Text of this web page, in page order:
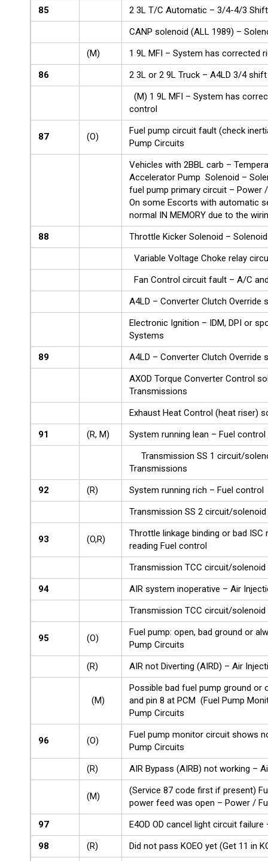
85
2 3L T/C Automatic – 3/4-4/3
CANP solenoid (ALL 1989) –
(M)
1 9L MFI – System has corrected
86
2 3L or 2 9L Truck – A4LD 3/4
(M) 1 9L MFI – System has
control
87 (O)
Fuel pump circuit fault (check
Pump Circuits
Vehicles with 2BBL carb –
Accelerator Pump Solenoid –
fuel pump primary circuit – Power
On some Escorts with automatic
normal IN MEMORY due to the
88
Throttle Kicker Solenoid –
Variable Voltage Choke relay
Fan Control circuit fault – A/C
A4LD – Converter Clutch Override
Electronic Ignition – IDM, DPI or
Systems
89
A4LD – Converter Clutch Override
AXOD Torque Converter Control
Transmissions
Exhaust Heat Control (heat riser)
91
(R, M)
System running lean – Fuel control
Transmission SS 1 circuit/
Transmissions
92
(R)
System running rich – Fuel control
Transmission SS 2 circuit/
93 (O,R)
Throttle linkage binding or bad ISC
reading Fuel control
Transmission TCC circuit/
94
AIR system inoperative – Air
Transmission TCC circuit/
95 (O)
Fuel pump: open, bad ground or
Pump Circuits
(R)
AIR not Diverting (AIRD) – Air
(M)
Possible bad fuel pump ground or
and pin 8 at PCM (Fuel Pump
Pump Circuits
96 (O)
Fuel pump monitor circuit shows
Pump Circuits
(R)
AIR Bypass (AIRB) not working –
(M)
(Service 87 code first if present)
power feed was open – Power /
97
E4OD OD cancel light circuit
98
(R)
Did not pass KOEO yet (Get 11 in